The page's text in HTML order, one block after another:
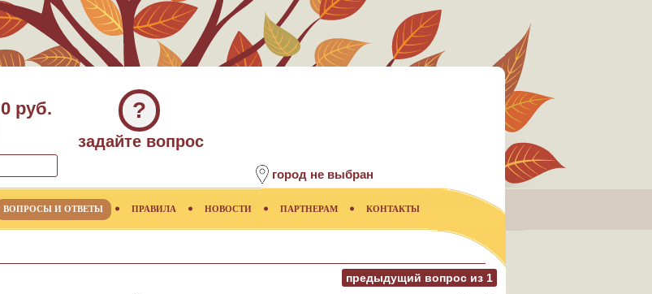
0 руб. ?
задайте вопрос
город не выбран
ВОПРОСЫ И ОТВЕТЫ ПРАВИЛА НОВОСТИ ПАРТНЕРАМ КОНТАКТЫ
предыдущий вопрос из 1